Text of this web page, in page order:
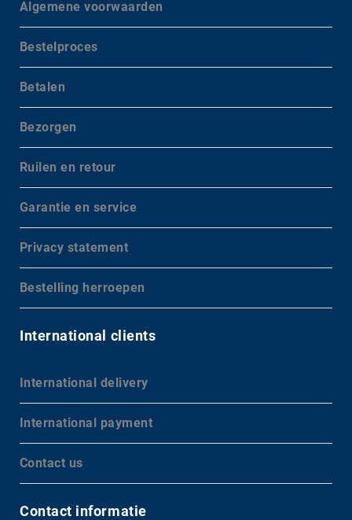
Algemene voorwaarden
Bestelproces
Betalen
Bezorgen
Ruilen en retour
Garantie en service
Privacy statement
Bestelling herroepen
International clients
International delivery
International payment
Contact us
Contact informatie